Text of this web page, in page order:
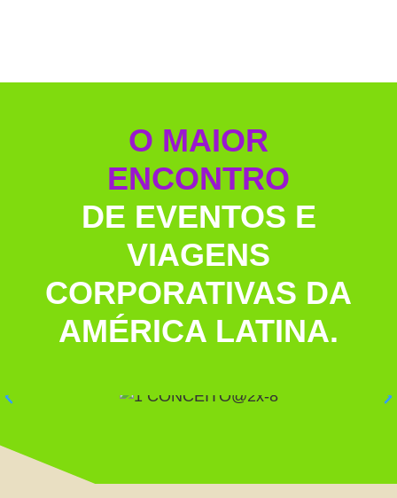
O MAIOR
ENCONTRO
DE EVENTOS E
VIAGENS
CORPORATIVAS DA
AMÉRICA LATINA.